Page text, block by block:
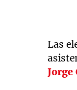
Las
Jorge